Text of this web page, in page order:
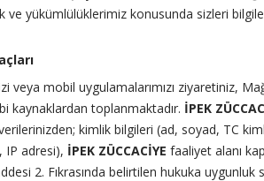
ve yükümlülüklerimiz konusunda sizleri
veya mobil uygulamalarımızı ziyaretiniz,
kaynaklardan toplanmaktadır. İPEK
kimlik bilgileri (ad, soyad, TC
IP adresi), İPEK ZÜCCACİYE faaliyet alanı
2. Fıkrasında belirtilen hukuka